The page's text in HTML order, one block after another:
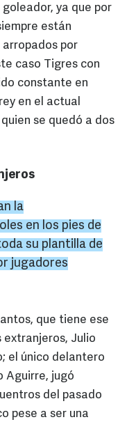
ya que por
están
por
caso Tigres con
constante en
en el actual
se quedó a dos
la
en los pies de
su plantilla de
jugadores
que tiene ese
Julio
el único delantero
Aguirre, jugó
del pasado
pese a ser una